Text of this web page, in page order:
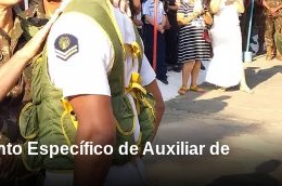
Específico de Auxiliar de